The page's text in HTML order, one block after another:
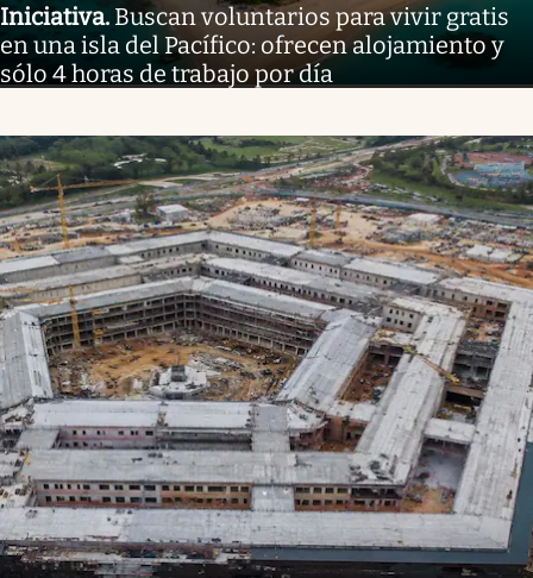
Iniciativa. Buscan voluntarios para vivir gratis
en una isla del Pacífico: ofrecen alojamiento y
sólo 4 horas de trabajo por día